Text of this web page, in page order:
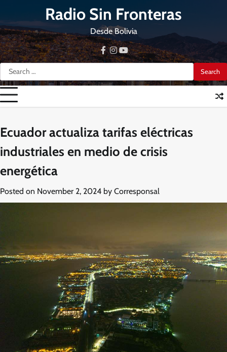
content
Radio Sin Fronteras
Desde Bolivia
Search
for:
facebook
instagram
youtube
Ecuador actualiza tarifas eléctricas
industriales en medio de crisis
energética
Posted on November 2, 2024 by Corresponsal